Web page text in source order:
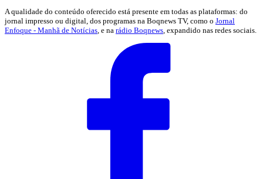
A qualidade do conteúdo oferecido está presente em todas as plataformas: do
jornal impresso ou digital, dos programas na Boqnews TV, como o Jornal
Enfoque - Manhã de Notícias, e na rádio Boqnews, expandido nas redes sociais.